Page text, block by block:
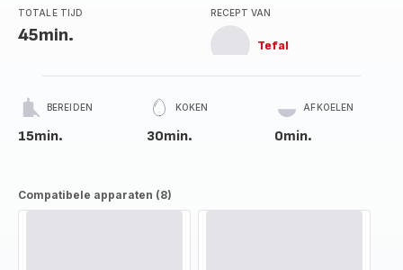
TOTALE TIJD
45min.
RECEPT VAN
Tefal
BEREIDEN
15min.
KOKEN
30min.
AFKOELEN
0min.
Compatibele apparaten (8)